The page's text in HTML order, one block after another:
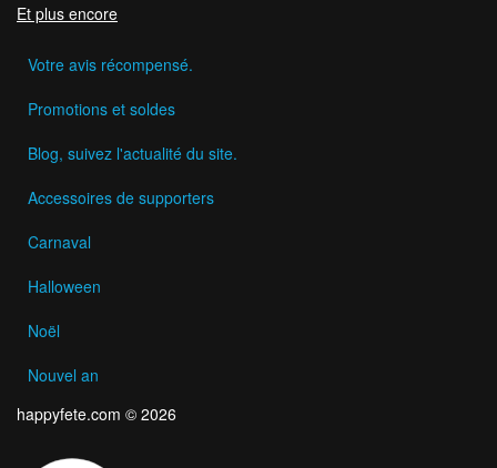
Et plus encore
Votre avis récompensé.
Promotions et soldes
Blog, suivez l'actualité du site.
Accessoires de supporters
Carnaval
Halloween
Noël
Nouvel an
happyfete.com © 2026